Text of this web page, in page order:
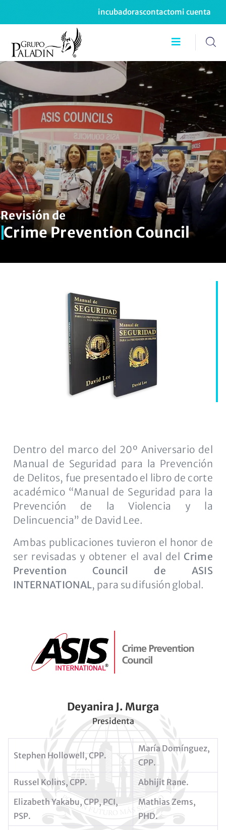
incubadorascontactomi cuenta
Revisión de
Crime Prevention Council
Dentro del marco del 20º Aniversario del
Manual de Seguridad para la Prevención
de Delitos, fue presentado el libro de corte
académico “Manual de Seguridad para la
Prevención de la Violencia y la
Delincuencia” de David Lee.
Ambas publicaciones tuvieron el honor de
ser revisadas y obtener el aval del Crime
Prevention Council de ASIS
INTERNATIONAL, para su difusión global.
Deyanira J. Murga
Presidenta
Stephen Hollowell, CPP.
María Domínguez,
CPP.
Russel Kolins, CPP.
Abhijit Rane.
Elizabeth Yakabu, CPP, PCI,
PSP.
Mathias Zems,
PHD.